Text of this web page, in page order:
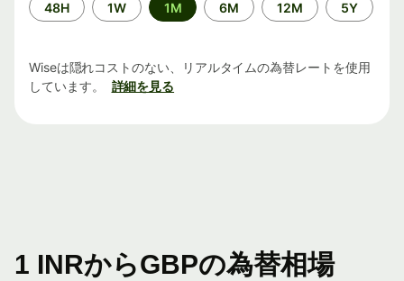
間
48H 1W 1M 6M 12M 5Y
Wiseは隠れコストのない、リアルタイムの為替レートを使用
しています。
詳細を見る
1 INRからGBPの為替相場